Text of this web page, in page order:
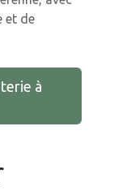
et de
à